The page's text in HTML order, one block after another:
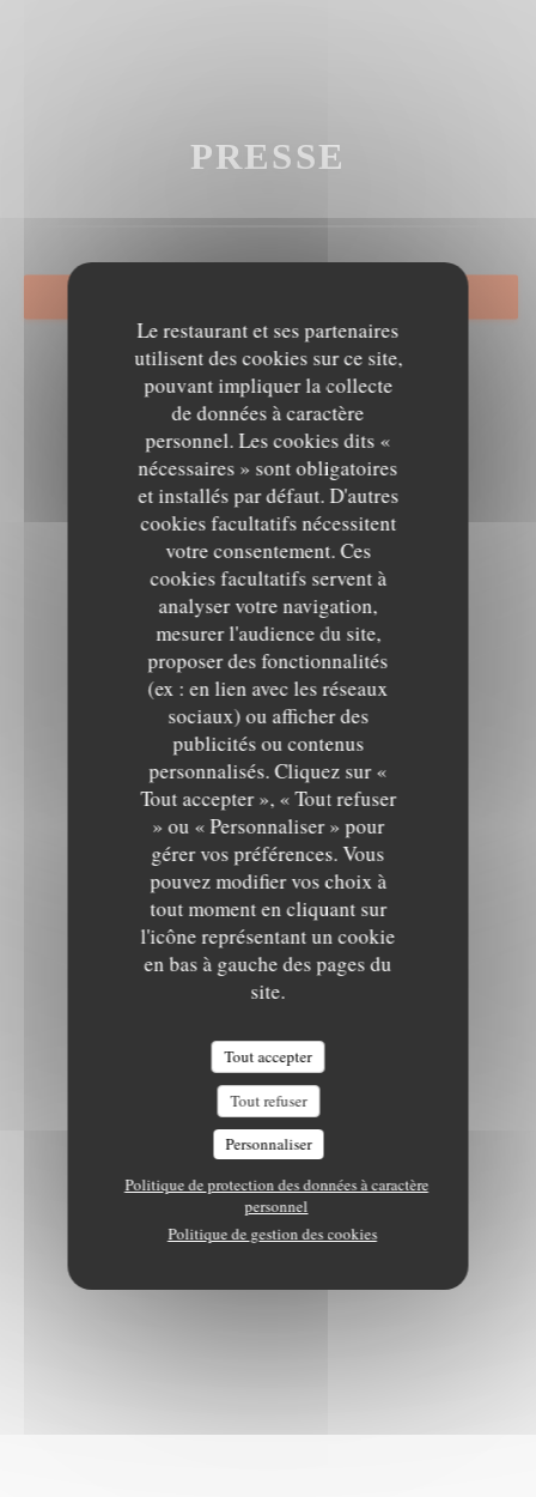
Le restaurant et ses partenaires
utilisent des cookies sur ce site,
pouvant impliquer la collecte
de données à caractère
personnel. Les cookies dits «
nécessaires » sont obligatoires
et installés par défaut. D'autres
cookies facultatifs nécessitent
votre consentement. Ces
cookies facultatifs servent à
analyser votre navigation,
mesurer l'audience du site,
proposer des fonctionnalités
(ex : en lien avec les réseaux
sociaux) ou afficher des
publicités ou contenus
personnalisés. Cliquez sur «
Tout accepter », « Tout refuser
» ou « Personnaliser » pour
gérer vos préférences. Vous
pouvez modifier vos choix à
tout moment en cliquant sur
l'icône représentant un cookie
en bas à gauche des pages du
site.
Tout accepter
Tout refuser
Personnaliser
Politique de protection des données à caractère
personnel
Politique de gestion des cookies
PRESSE